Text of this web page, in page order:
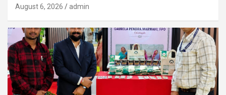
August 6, 2026 admin